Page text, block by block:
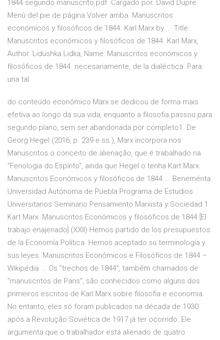
1844 segundo manuscrito.pdf. Cargado por. David Dupre.
Menú del pie de página Volver arriba. Manuscritos
económicos y filosóficos de 1844. Karl Marx by ... Title:
Manuscritos económicos y filosóficos de 1844. Karl Marx,
Author: Lidushka Lidka, Name: Manuscritos económicos y
filosóficos de 1844. necesariamente, de la dialéctica. Para
una tal
do conteúdo econômico Marx se dedicou de forma mais
efetiva ao longo da sua vida, enquanto a filosofia passou para
segundo plano, sem ser abandonada por completo1. De
Georg Hegel (2016, p. 239 e ss.), Marx incorpora nos
Manuscritos o conceito de alienação, que é trabalhado na
“Fenologia do Espírito”, ainda que Hegel o tenha Kart Marx.
Manuscritos Económicos y filosóficos de 1844 ... Benemérita
Universidad Autónoma de Puebla Programa de Estudios
Universitarios Seminario Pensamiento Marxista y Sociedad 1
Kart Marx. Manuscritos Económicos y filosóficos de 1844 [El
trabajo enajenado] (XXII) Hemos partido de los presupuestos
de la Economía Política. Hemos aceptado su terminología y
sus leyes. Manuscritos Econômicos e Filosóficos de 1844 –
Wikipédia ... Os "trechos de 1844", também chamados de
"manuscritos de Paris", são conhecidos como alguns dos
primeiros escritos de Karl Marx sobre filosofia e economia.
No entanto, eles só foram publicados na década de 1930
após a Revolução Soviética de 1917 já ter ocorrido. Ele
argumenta que o trabalhador está alienado de quatro